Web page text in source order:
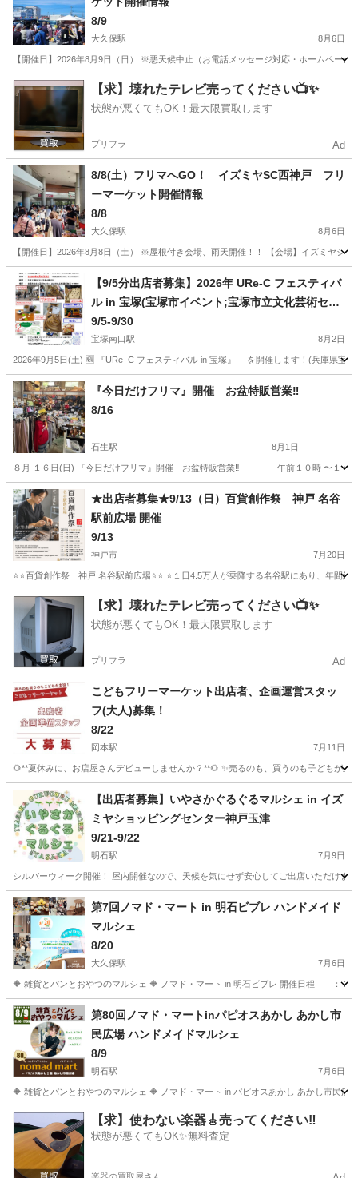
8/9
大久保駅 8月6日
【開催日】2026年8月9日（日） ※悪天候中止（お電話メッセージ対応・ホームペー
兵庫 神戸市 大久保駅 フリーマーケット ブース
【求】壊れたテレビ売ってください📺✨
状態が悪くてもOK！最大限買取します
プリフラ Ad
8/8(土）フリマへGO！ イズミヤSC西神戸 フリ
ーマーケット開催情報
8/8
大久保駅 8月6日
【開催日】2026年8月8日（土） ※屋根付き会場、雨天開催！！ 【会場】イズミヤシ
兵庫 神戸市 大久保駅 フリーマーケット
【9/5分出店者募集】2026年 URe-C フェスティバ
ル in 宝塚(宝塚市イベント;宝塚市立文化芸術セン
ター)
9/5-9/30
宝塚南口駅 8月2日
2026年9月5日(土) 🆕 『URe–C フェスティバル in 宝塚』 を開催します！(兵庫
兵庫 宝塚市 宝塚南口駅 フリーマーケット アップサイクル
『今日だけフリマ』開催 お盆特販営業‼️
8/16
石生駅 8月1日
８月 １６日(日) 『今日だけフリマ』開催 お盆特販営業‼️ 午前１０時 〜
兵庫 丹波市 石生駅 フリーマーケット セール
★出店者募集★9/13（日）百貨創作祭 神戸 名谷
駅前広場 開催
9/13
神戸市 7月20日
⭐️⭐️百貨創作祭 神戸 名谷駅前広場⭐️⭐️ ⭐️１日4.5万人が乗降する名谷駅にあり、年間
兵庫 神戸市 フリーマーケット キッチンカー
【求】壊れたテレビ売ってください📺✨
状態が悪くてもOK！最大限買取します
プリフラ Ad
こどもフリーマーケット出店者、企画運営スタッ
フ(大人)募集！
8/22
岡本駅 7月11日
🌻**夏休みに、お店屋さんデビューしませんか？**🌻 ✨売るのも、買うのも子どもが
兵庫 神戸市 岡本駅 フリーマーケット 子ども
【出店者募集】いやさかぐるぐるマルシェ in イズ
ミヤショッピングセンター神戸玉津
9/21-9/22
明石駅 7月9日
シルバーウィーク開催！ 屋内開催なので、天候を気にせず安心してご出店いただけ
兵庫 神戸市 明石駅 フリーマーケット 玉津
第7回ノマド・マート in 明石ビブレ ハンドメイド
マルシェ
8/20
大久保駅 7月6日
🔶 雑貨とパンとおやつのマルシェ 🔶 ノマド・マート in 明石ビブレ 開催日程 ：
兵庫 明石市 大久保駅 フリーマーケット
第80回ノマド・マートinパピオスあかし あかし市
民広場 ハンドメイドマルシェ
8/9
明石駅 7月6日
🔶 雑貨とパンとおやつのマルシェ 🔶 ノマド・マート in パピオスあかし あかし
兵庫 明石市 明石駅 フリーマーケット 会場
【求】使わない楽器🎸売ってください‼️
状態が悪くてもOK✨無料査定